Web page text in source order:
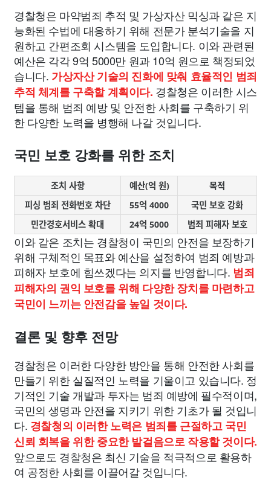
경찰청은 마약범죄 추적 및 가상자산 믹싱과 같은 지
능화된 수법에 대응하기 위해 전문가 분석기술을 지
원하고 간편조회 시스템을 도입합니다. 이와 관련된
예산은 각각 9억 5000만 원과 10억 원으로 책정되었
습니다. 가상자산 기술의 진화에 맞춰 효율적인 범죄
추적 체계를 구축할 계획이다. 경찰청은 이러한 시스
템을 통해 범죄 예방 및 안전한 사회를 구축하기 위
한 다양한 노력을 병행해 나갈 것입니다.
국민 보호 강화를 위한 조치
조치 사항 예산(억 원)
목적
피싱 범죄 전화번호 차단
55억 4000
국민 보호 강화
민간경호서비스 확대
24억 5000 범죄 피해자 보호
이와 같은 조치는 경찰청이 국민의 안전을 보장하기
위해 구체적인 목표와 예산을 설정하여 범죄 예방과
피해자 보호에 힘쓰겠다는 의지를 반영합니다. 범죄
피해자의 권익 보호를 위해 다양한 장치를 마련하고
국민이 느끼는 안전감을 높일 것이다.
결론 및 향후 전망
경찰청은 이러한 다양한 방안을 통해 안전한 사회를
만들기 위한 실질적인 노력을 기울이고 있습니다. 정
기적인 기술 개발과 투자는 범죄 예방에 필수적이며,
국민의 생명과 안전을 지키기 위한 기초가 될 것입니
다. 경찰청의 이러한 노력은 범죄를 근절하고 국민
신뢰 회복을 위한 중요한 발걸음으로 작용할 것이다.
앞으로도 경찰청은 최신 기술을 적극적으로 활용하
여 공정한 사회를 이끌어갈 것입니다.